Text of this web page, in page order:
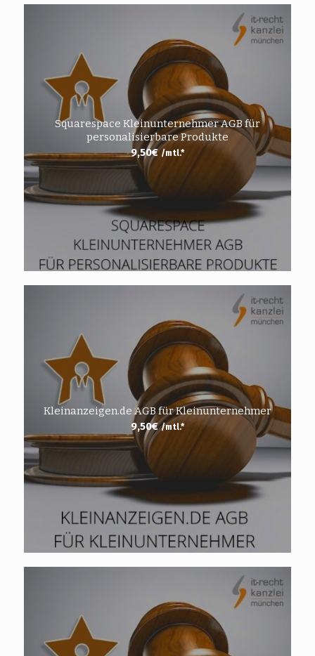
Squarespace Kleinunternehmer AGB für
personalisierbare Produkte
9,50€ /mtl.*
Kleinanzeigen.de AGB für Kleinunternehmer
9,50€ /mtl.*